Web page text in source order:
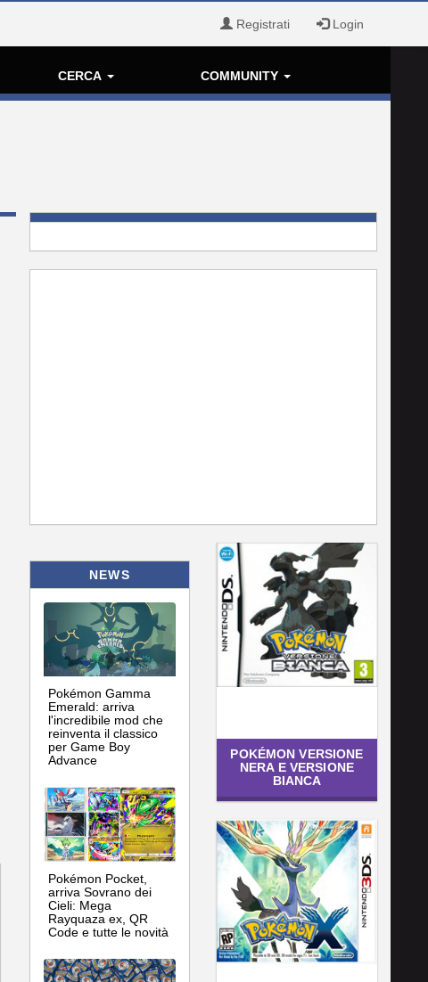
Registrati Login
CERCA COMMUNITY
NEWS
Pokémon Gamma
Emerald: arriva
l'incredibile mod che
reinventa il classico
per Game Boy
Advance
Pokémon Pocket,
arriva Sovrano dei
Cieli: Mega
Rayquaza ex, QR
Code e tutte le novità
POKÉMON VERSIONE
NERA E VERSIONE
BIANCA